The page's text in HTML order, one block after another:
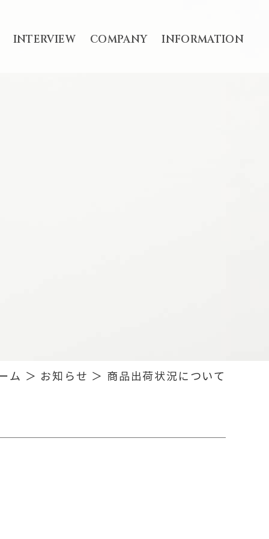
INTERVIEW COMPANY INFORMATION
ム ＞ お知らせ ＞ 商品出荷状況について